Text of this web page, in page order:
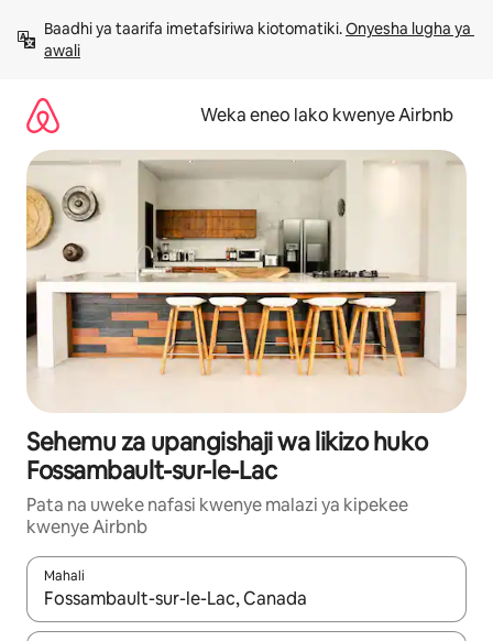
kwenda
kwenye
Baadhi ya taarifa imetafsiriwa kiotomatiki. Onyesha lugha ya
awali
Weka eneo lako kwenye Airbnb
Sehemu za upangishaji wa likizo huko
Fossambault-sur-le-Lac
Pata na uweke nafasi kwenye malazi ya kipekee
kwenye Airbnb
Mahali
Wakati matokeo yanapatikana, vinjari kwa kutumia vitufe vya